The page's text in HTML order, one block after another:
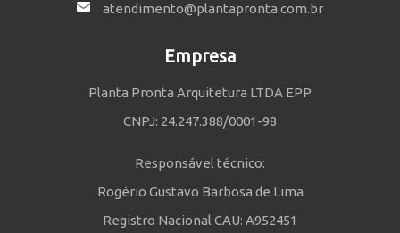
atendimento@plantapronta.com.br
Empresa
Planta Pronta Arquitetura LTDA EPP
CNPJ: 24.247.388/0001-98
Responsável técnico:
Rogério Gustavo Barbosa de Lima
Registro Nacional CAU: A952451